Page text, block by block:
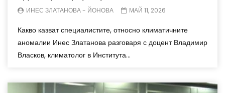
ИНЕС ЗЛАТАНОВА - ЙОНОВА МАЙ 11, 2026
Какво казват специалистите, относно климатичните
аномалии Инес Златанова разговаря с доцент Владимир
Власков, климатолог в Института...